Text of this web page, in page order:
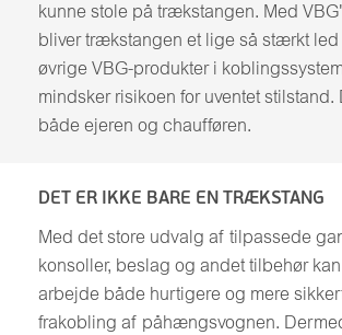
kunne stole på trækstangen. Med
bliver trækstangen et lige så stærkt led
øvrige VBG-produkter i
mindsker risikoen for uventet stilstand.
både ejeren og chaufføren.
DET ER IKKE BARE EN TRÆKSTANG
Med det store udvalg af tilpassede
konsoller, beslag og andet tilbehør
arbejde både hurtigere og mere
frakobling af påhængsvognen.